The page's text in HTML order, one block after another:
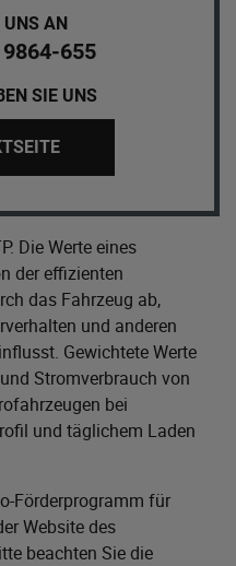
UNS AN
655
SIE UNS
Die Werte eines
der effizienten
das Fahrzeug ab,
und anderen
Gewichtete Werte
Stromverbrauch von
bei
und täglichem Laden
Förderprogramm für
Website des
beachten Sie die